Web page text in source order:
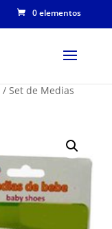
0 elementos
/ Set de Medias